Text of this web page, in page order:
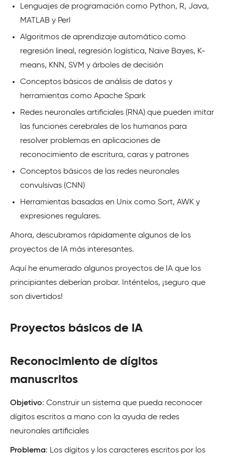
Lenguajes de programación como Python, R, Java,
MATLAB y Perl
Algoritmos de aprendizaje automático como
regresión lineal, regresión logística, Naive Bayes, K-
means, KNN, SVM y árboles de decisión
Conceptos básicos de análisis de datos y
herramientas como Apache Spark
Redes neuronales artificiales (RNA) que pueden imitar
las funciones cerebrales de los humanos para
resolver problemas en aplicaciones de
reconocimiento de escritura, caras y patrones
Conceptos básicos de las redes neuronales
convulsivas (CNN)
Herramientas basadas en Unix como Sort, AWK y
expresiones regulares.
Ahora, descubramos rápidamente algunos de los
proyectos de IA más interesantes.
Aquí he enumerado algunos proyectos de IA que los
principiantes deberían probar. Inténtelos, ¡seguro que
son divertidos!
Proyectos básicos de IA
Reconocimiento de dígitos
manuscritos
Objetivo: Construir un sistema que pueda reconocer
dígitos escritos a mano con la ayuda de redes
neuronales artificiales
Problema: Los dígitos y los caracteres escritos por los